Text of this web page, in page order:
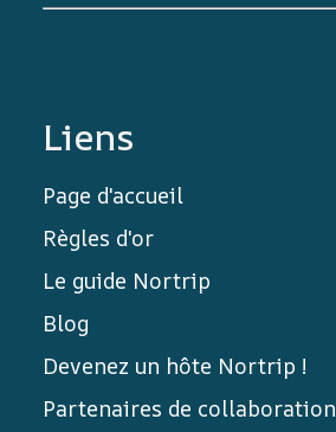
Liens
Page d'accueil
Règles d'or
Le guide Nortrip
Blog
Devenez un hôte Nortrip !
Partenaires de collaboration